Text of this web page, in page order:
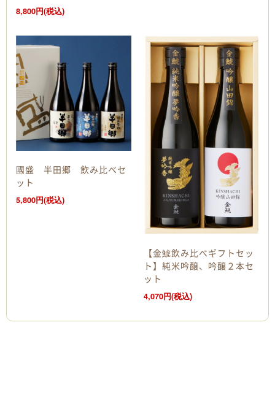
8,800円(税込)
國盛 半田郷 飲み比べセ
ット
5,800円(税込)
【金鯱飲み比べギフトセッ
ト】純米吟醸、吟醸２本セ
ット
4,070円(税込)